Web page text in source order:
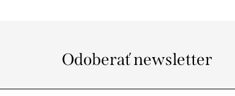
Odoberať newsletter